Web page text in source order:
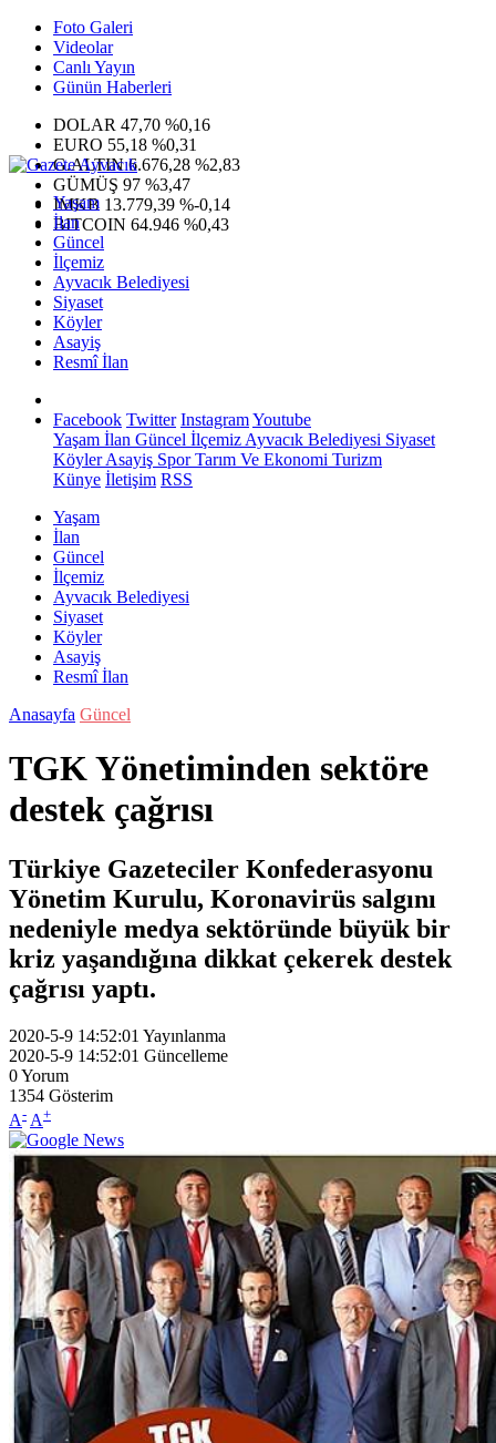
Foto Galeri
Videolar
Canlı Yayın
Günün Haberleri
DOLAR 47,70 %0,16
EURO 55,18 %0,31
G.ALTIN6.676,28 %2,83
GÜMÜŞ 97 %3,47
IMKB 13.779,39 %-0,14
BITCOIN 64.946 %0,43
Yaşam
İlan
Güncel
İlçemiz
Ayvacık Belediyesi
Siyaset
Köyler
Asayiş
Resmî İlan
Facebook Twitter InstagramYoutube
Yaşam İlan Güncel İlçemiz Ayvacık Belediyesi Siyaset
KöylerAsayiş SporTarım Ve Ekonomi Turizm
Künye İletişim RSS
Yaşam
İlan
Güncel
İlçemiz
Ayvacık Belediyesi
Siyaset
Köyler
Asayiş
Resmî İlan
Anasayfa Güncel
TGK Yönetiminden sektöre
destek çağrısı
Türkiye Gazeteciler Konfederasyonu
Yönetim Kurulu, Koronavirüs salgını
nedeniyle medya sektöründe büyük bir
kriz yaşandığına dikkat çekerek destek
çağrısı yaptı.
2020-5-9 14:52:01 Yayınlanma
2020-5-9 14:52:01 Güncelleme
0Yorum
1354 Gösterim
A- A+